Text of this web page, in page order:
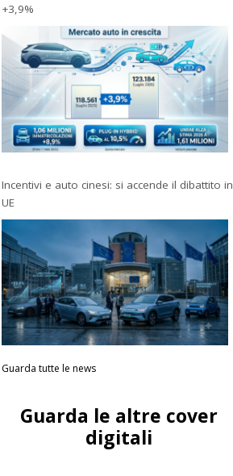
+3,9%
Incentivi e auto cinesi: si accende il dibattito in
UE
Guarda tutte le news
Guarda le altre cover
digitali